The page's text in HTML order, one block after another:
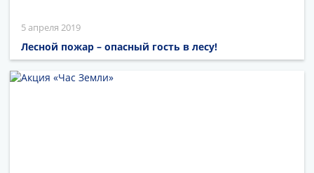
5 апреля 2019
Лесной пожар – опасный гость в лесу!